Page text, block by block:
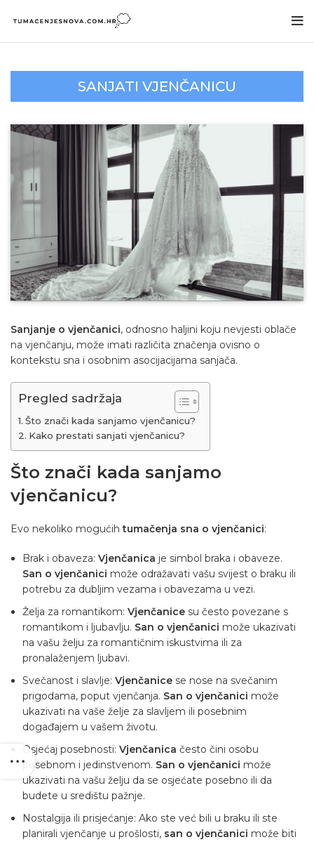
SANJATI VJENČANICU
Sanjanje o vjenčanici, odnosno haljini koju nevjesti oblače
na vjenčanju, može imati različita značenja ovisno o
kontekstu sna i osobnim asocijacijama sanjača.
Pregled sadržaja
Što znači kada sanjamo vjenčanicu?
Kako prestati sanjati vjenčanicu?
Što znači kada sanjamo
vjenčanicu?
Evo nekoliko mogućihtumačenja sna o vjenčanici:
Brak i obaveza: Vjenčanica je simbol braka i obaveze.
San o vjenčanici može odražavati vašu svijest o braku ili
potrebu za dubljim vezama i obavezama u vezi.
Želja za romantikom: Vjenčanice su često povezane s
romantikom i ljubavlju. San o vjenčanici može ukazivati ​​
na vašu želju za romantičnim iskustvima ili za
pronalaženjem ljubavi.
Svečanost i slavlje: Vjenčanice se nose na svečanim
prigodama, poput vjenčanja. San o vjenčanici može
ukazivati ​​na vaše želje za slavljem ili posebnim
događajem u vašem životu.
Osjećaj posebnosti: Vjenčanica često čini osobu
posebnom i jedinstvenom. San o vjenčanici može
ukazivati ​​na vašu želju da se osjećate posebno ili da
budete u središtu pažnje.
Nostalgija ili prisjećanje: Ako ste već bili u braku ili ste
planirali vjenčanje u prošlosti, san o vjenčanici može biti